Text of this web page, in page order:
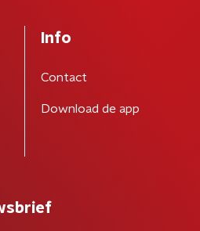
Info
Contact
Download de app